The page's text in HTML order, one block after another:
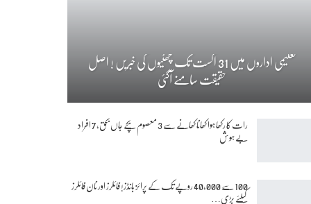
تعلیمی اداروں میں 31 اگست تک چھٹیوں کی خبریں ! اصل
حقیقت سامنے آگئی
رات کا رکھا ہوا کھانا کھانے سے 3 معصوم بچے جاں بحق، 7 افراد
بے ہوش
100 سے 40,000 روپے تک کے پرائز بانڈز! فائلرز اور نان فائلرز
کیلئے بڑی…